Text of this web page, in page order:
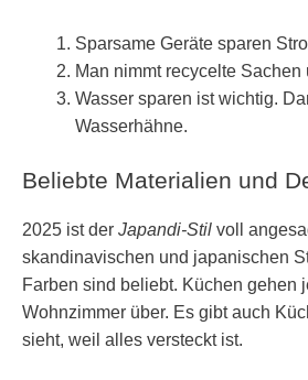
Sparsame Geräte sparen
Man nimmt recycelte Sachen
Wasser sparen ist wichtig.
Wasserhähne.
Beliebte Materialien und
2025 ist der Japandi-Stil voll
skandinavischen und japanischen
Farben sind beliebt. Küchen gehen
Wohnzimmer über. Es gibt auch
sieht, weil alles versteckt ist.